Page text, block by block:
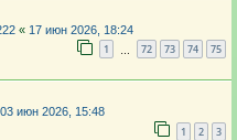
« 17 июн 2026, 18:24
1 72 73 74 75
03 июн 2026, 15:48
1 2 3